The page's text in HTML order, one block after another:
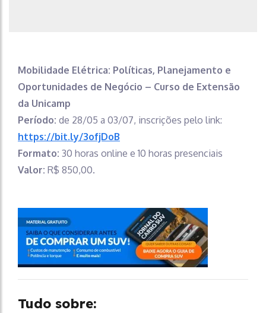
Mobilidade Elétrica: Políticas, Planejamento e
Oportunidades de Negócio – Curso de Extensão
da Unicamp
Período: de 28/05 a 03/07, inscrições pelo link:
https://bit.ly/3ofjDoB
Formato: 30 horas online e 10 horas presenciais
Valor: R$ 850,00.
Tudo sobre: